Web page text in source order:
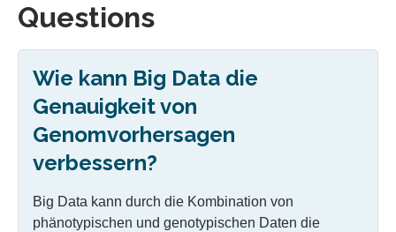
Questions
Wie kann Big Data die
Genauigkeit von
Genomvorhersagen
verbessern?
Big Data kann durch die Kombination von
phänotypischen und genotypischen Daten die